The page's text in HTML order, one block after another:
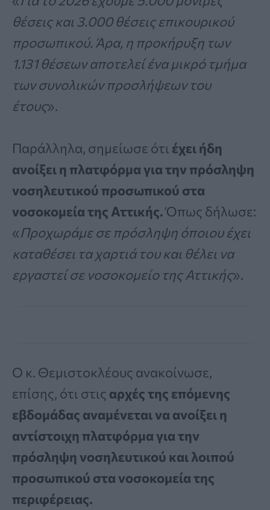
θέσεις και 3.000 θέσεις επικουρικού
προσωπικού. Άρα, η προκήρυξη των
1.131 θέσεων αποτελεί ένα μικρό τμήμα
των συνολικών προσλήψεων του
έτους».
Παράλληλα, σημείωσε ότι έχει ήδη
ανοίξει η πλατφόρμα για την πρόσληψη
νοσηλευτικού προσωπικού στα
νοσοκομεία της Αττικής.Όπως δήλωσε:
«Προχωράμε σε πρόσληψη όποιου έχει
καταθέσει τα χαρτιά του και θέλει να
εργαστεί σε νοσοκομείο της Αττικής».
Ο κ. Θεμιστοκλέους ανακοίνωσε,
επίσης, ότι στις αρχές της επόμενης
εβδομάδας αναμένεται να ανοίξει η
αντίστοιχη πλατφόρμα για την
πρόσληψη νοσηλευτικού και λοιπού
προσωπικού στα νοσοκομεία της
περιφέρειας.